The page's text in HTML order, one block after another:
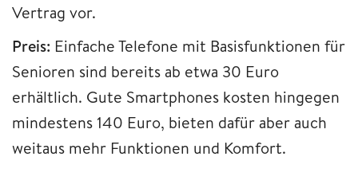
Vertrag vor.
Preis: Einfache Telefone mit Basisfunktionen für
Senioren sind bereits ab etwa 30 Euro
erhältlich. Gute Smartphones kosten hingegen
mindestens 140 Euro, bieten dafür aber auch
weitaus mehr Funktionen und Komfort.